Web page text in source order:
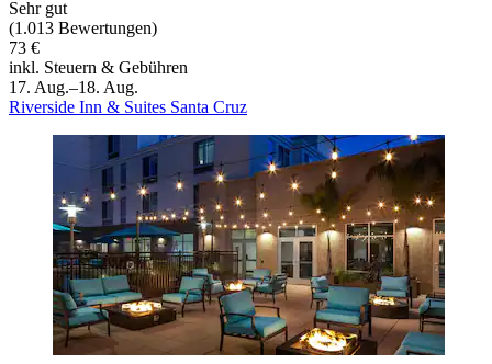
Sehr gut
(1.013 Bewertungen)
73 €
inkl. Steuern & Gebühren
17. Aug.–18. Aug.
Riverside Inn & Suites Santa Cruz